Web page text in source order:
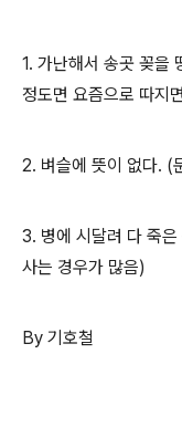
1. 가난해서 송곳 꽂을
정도면 요즘으로 따지
2. 벼슬에 뜻이 없다. (
3. 병에 시달려 다 죽
사는 경우가 많음)
By 기호철